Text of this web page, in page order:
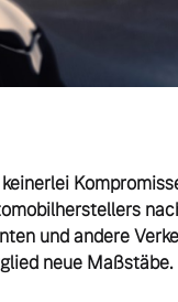
und andere
neue Maßstäbe.